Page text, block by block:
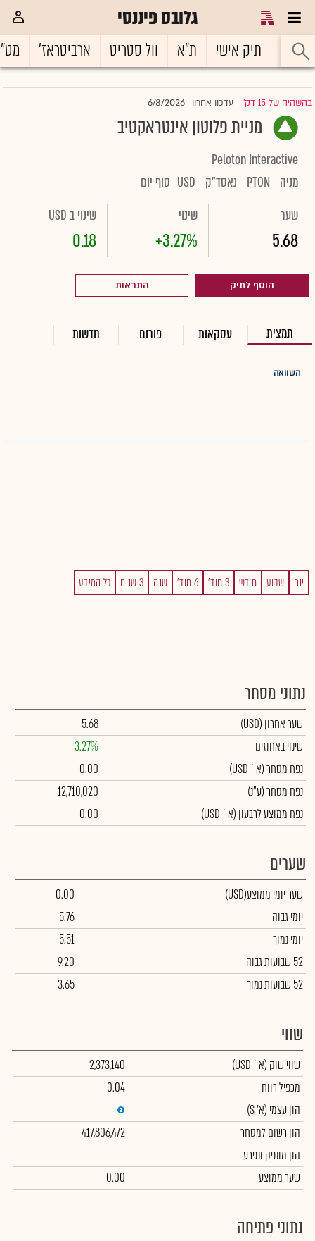
גלובס פיננסי
ראשי תיק אישי ת"א וול סטריט ארביטראז'
בהשהיה של 15 דק' |עדכון אחרון 6/8/2026
מניית פלוטון אינטראקטיב
Peloton Interactive
מניה
PTON נאסד"ק USD סוף יום
שער
5.68
שינוי
+3.27%
שינוי ב USD
0.18
הוסף לתיק התראות
תמצית עסקאות פורום חדשות
השוואה
יום שבוע חודש 3 חוד' 6 חוד' שנה 3 שנים כל המידע
נתוני מסחר
שער אחרון (USD)
5.68
שינוי באחוזים
3.27%
נפח מסחר(א` USD)
0.00
נפח מסחר(ע"נ)
12,710,020
נפח ממוצע לרבעון (א` USD)
0.00
שערים
שער יומי ממוצע(USD)
0.00
יומי גבוה
5.76
יומי נמוך
5.51
52 שבועות גבוה
9.20
52 שבועות נמוך
3.65
שווי
שווי שוק (א` USD)
2,373,140
מכפיל רווח
0.04
הון עצמי (א' $)
הון רשום למסחר
417,806,472
הון מונפק ונפרע
שער ממוצע
0.00
נתוני פתיחה